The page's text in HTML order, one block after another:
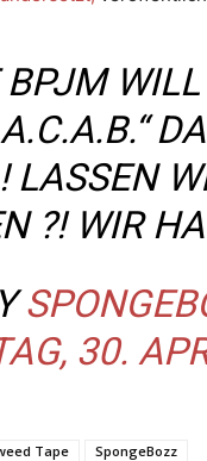
LASSEN
?! WIR
30.
Tape SpongeBozz